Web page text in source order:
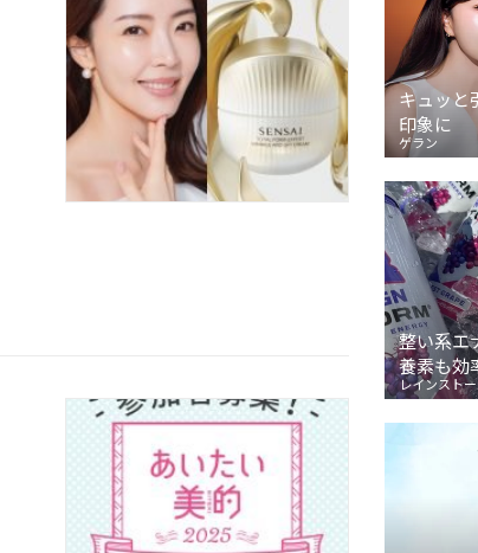
キュッと
印象に
ゲラン
整い系エ
養素も効
レインスト